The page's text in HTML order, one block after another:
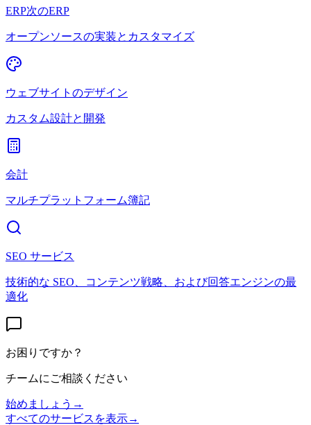
ERP次のERP
オープンソースの実装とカスタマイズ
ウェブサイトのデザイン
カスタム設計と開発
会計
マルチプラットフォーム簿記
SEO サービス
技術的な SEO、コンテンツ戦略、および回答エンジンの最
適化
お困りですか？
チームにご相談ください
始めましょう →
すべてのサービスを表示→